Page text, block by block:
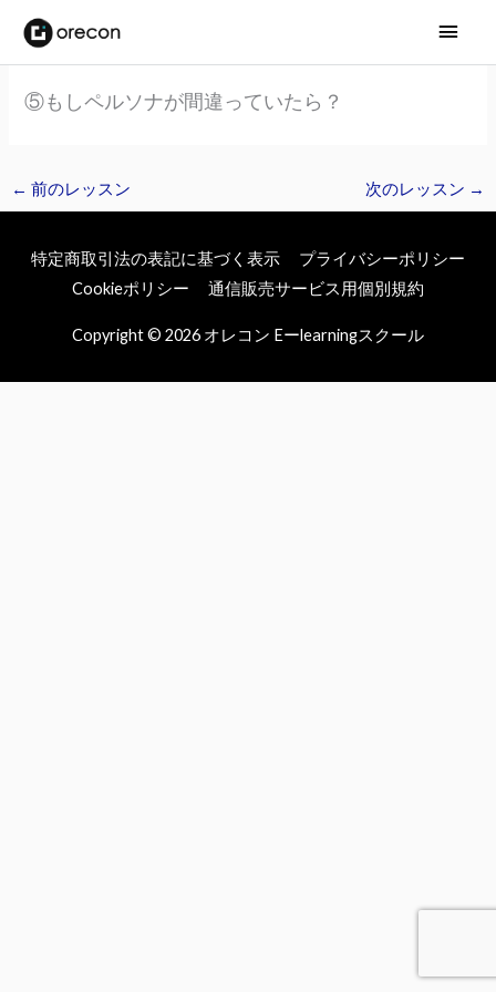
メ
イ
ニ
ュ
⑤もしペルソナが間違っていたら？
← 前のレッスン 次のレッスン →
特定商取引法の表記に基づく表示
プライバシーポリシー
Cookieポリシー
通信販売サービス用個別規約
Copyright © 2026 オレコン Eーlearningスクール